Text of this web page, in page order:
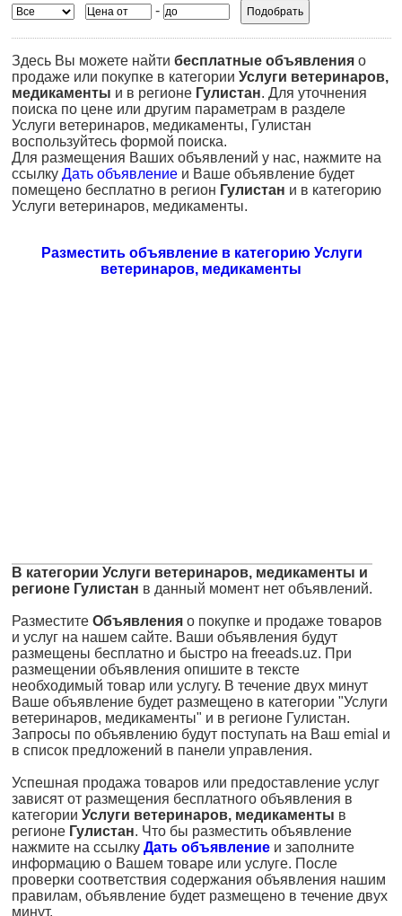
-
Здесь Вы можете найти бесплатные объявления о
продаже или покупке в категории Услуги ветеринаров,
медикаменты и в регионе Гулистан. Для уточнения
поиска по цене или другим параметрам в разделе
Услуги ветеринаров, медикаменты, Гулистан
воспользуйтесь формой поиска.
Для размещения Ваших объявлений у нас, нажмите на
ссылку Дать объявление и Ваше объявление будет
помещено бесплатно в регион Гулистан и в категорию
Услуги ветеринаров, медикаменты.
Разместить объявление в категорию Услуги
ветеринаров, медикаменты
В категории Услуги ветеринаров, медикаменты и
регионе Гулистан в данный момент нет объявлений.
Разместите Объявления о покупке и продаже товаров
и услуг на нашем сайте. Ваши объявления будут
размещены бесплатно и быстро на freeads.uz. При
размещении объявления опишите в тексте
необходимый товар или услугу. В течение двух минут
Ваше объявление будет размещено в категории "Услуги
ветеринаров, медикаменты" и в регионе Гулистан.
Запросы по объявлению будут поступать на Ваш emial и
в список предложений в панели управления.
Успешная продажа товаров или предоставление услуг
зависят от размещения бесплатного объявления в
категории Услуги ветеринаров, медикаменты в
регионе Гулистан. Что бы разместить объявление
нажмите на ссылку Дать объявление и заполните
информацию о Вашем товаре или услуге. После
проверки соответствия содержания объявления нашим
правилам, объявление будет размещено в течение двух
минут.